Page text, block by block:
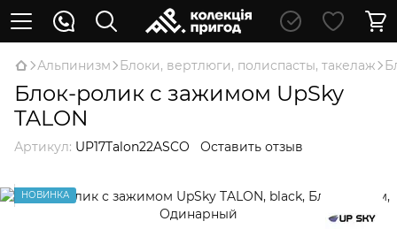
Альпинизм Блоки, вертлюги, полиспасты, такелаж
Блок-ролик с зажимом UpSky
TALON
Артикул: UP17Talon22ASCO Оставить отзыв
НОВИНКА